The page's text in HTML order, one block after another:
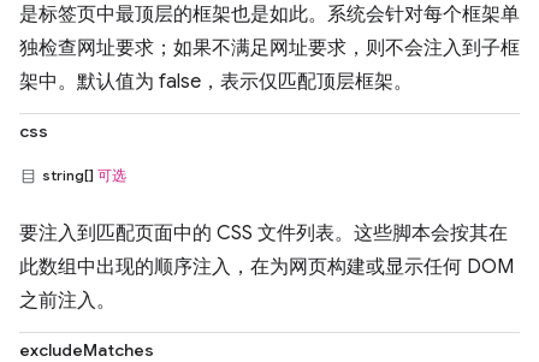
是标签页中最顶层的框架也是如此。系统会针对每个框架单
独检查网址要求；如果不满足网址要求，则不会注入到子框
架中。默认值为 false，表示仅匹配顶层框架。
css
string[] 可选
要注入到匹配页面中的 CSS 文件列表。这些脚本会按其在
此数组中出现的顺序注入，在为网页构建或显示任何 DOM
之前注入。
excludeMatches